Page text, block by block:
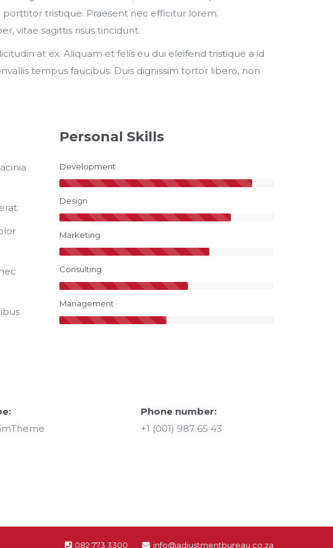
tristique. Praesent nec efficitur lorem.
vitae sagittis risus tincidunt.
at ex. Aliquam et felis eu dui eleifend tristique a id
tempus faucibus. Duis dignissim tortor libero, non
Personal Skills
Development
Design
Marketing
Consulting
Management
Phone number:
+1 (001) 987 65 43
082 773 3300 info@adjustmentbureau.co.za